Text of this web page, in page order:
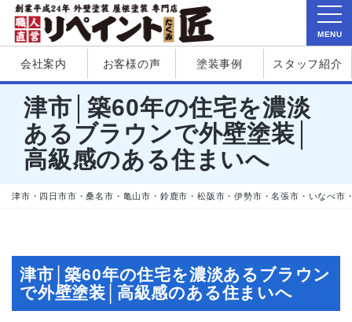
会社案内 お客様の声 塗装事例 スタッフ紹介
津市│築60年の住宅を濃淡
あるブラウンで外壁塗装│
高級感のある住まいへ
津市・四日市市・桑名市・亀山市・鈴鹿市・松阪市・伊勢市・名張市・いなべ市
津市│築60年の住宅を濃淡あるブラウン
で外壁塗装│高級感のある住まいへ
MENU